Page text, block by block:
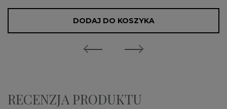
DODAJ DO KOSZYKA
RECENZJA PRODUKTU